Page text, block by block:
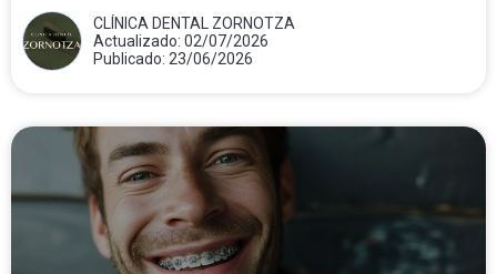
CLÍNICA DENTAL ZORNOTZA
Actualizado: 02/07/2026
Publicado: 23/06/2026